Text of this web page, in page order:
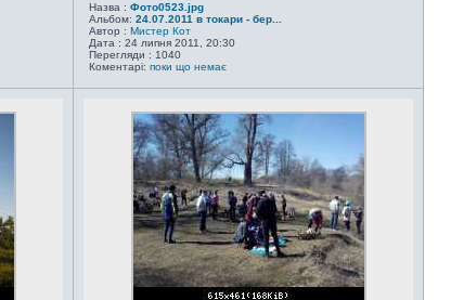
Назва : Фото0523.jpg
Альбом: 24.07.2011 в токари - бер...
Автор : Мистер Кот
Дата : 24 липня 2011, 20:30
Перегляди : 1040
Коментарі: поки що немає